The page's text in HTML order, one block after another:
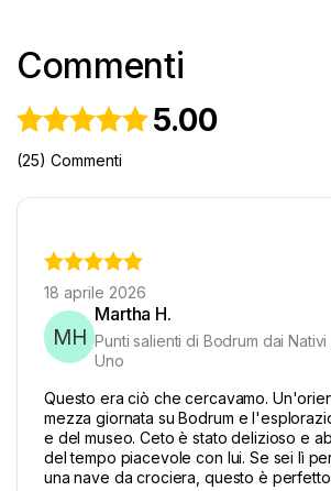
Commenti
5.00
(25) Commenti
18 aprile 2026
MH
Martha H.
Punti salienti di Bodrum dai
Uno
Questo era ciò che cercavamo.
mezza giornata su Bodrum e
e del museo. Ceto è stato delizioso e
del tempo piacevole con lui. Se sei lì
una nave da crociera, questo è